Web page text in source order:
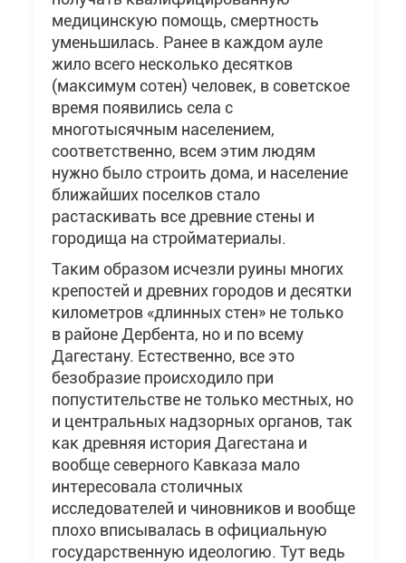
медицинскую помощь, смертность
уменьшилась. Ранее в каждом ауле
жило всего несколько десятков
(максимум сотен) человек, в советское
время появились села с
многотысячным населением,
соответственно, всем этим людям
нужно было строить дома, и население
ближайших поселков стало
растаскивать все древние стены и
городища на стройматериалы.
Таким образом исчезли руины многих
крепостей и древних городов и десятки
километров «длинных стен» не только
в районе Дербента, но и по всему
Дагестану. Естественно, все это
безобразие происходило при
попустительстве не только местных, но
и центральных надзорных органов, так
как древняя история Дагестана и
вообще северного Кавказа мало
интересовала столичных
исследователей и чиновников и вообще
плохо вписывалась в официальную
государственную идеологию. Тут ведь